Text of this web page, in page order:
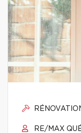
RE/MAX